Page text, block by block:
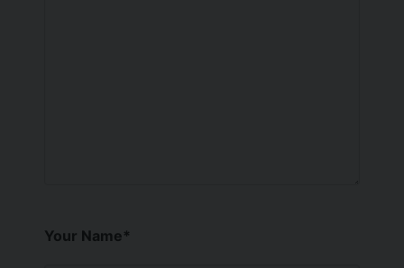
Your Name*